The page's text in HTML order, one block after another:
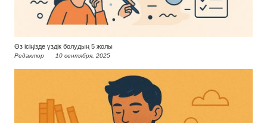
Өз ісіңізде үздік болудың 5 жолы
Редактор 10 сентября, 2025